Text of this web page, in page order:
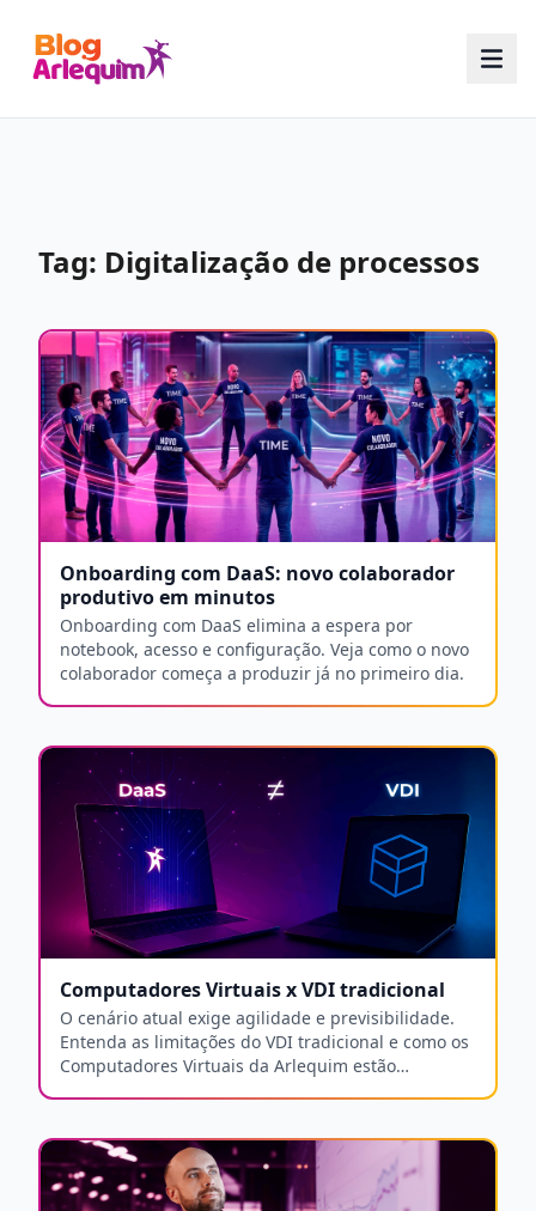
Tag: Digitalização de processos
Onboarding com DaaS: novo colaborador
produtivo em minutos
Onboarding com DaaS elimina a espera por
notebook, acesso e configuração. Veja como o novo
colaborador começa a produzir já no primeiro dia.
Computadores Virtuais x VDI tradicional
O cenário atual exige agilidade e previsibilidade.
Entenda as limitações do VDI tradicional e como os
Computadores Virtuais da Arlequim estão
de custos invisíveis.